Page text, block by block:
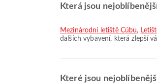
Která jsou
Mezinárodní letiště Čúbu,
dalších vybavení, která zlepší
Které jsou